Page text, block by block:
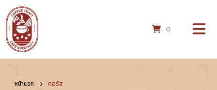
0
หน้าแรก คอร์ส